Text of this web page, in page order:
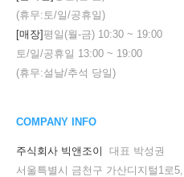
(휴무:토/일/공휴일)
[매장]평일(월-금) 10:30 ~ 19:00
토/일/공휴일 13:00 ~ 19:00
(휴무:설날/추석 당일)
COMPANY INFO
주식회사 빅앤조이
대표 박성권
서울특별시 금천구 가산디지털1로